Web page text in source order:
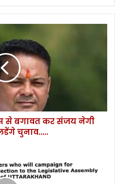
से बगावत कर संजय नेगी
चुनाव.....